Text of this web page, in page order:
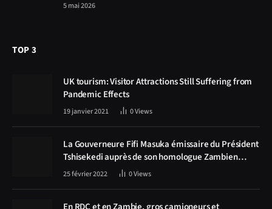
5 mai 2026
TOP 3
UK tourism: Visitor Attractions Still Suffering from
Pandemic Effects
19 janvier 2021 0Views
La Gouverneure Fifi Masuka émissaire du Président
Tshisekedi auprès de son homologue Zambien
Hichilema, la construction de la route Kolwezi -
25 février 2022 0Views